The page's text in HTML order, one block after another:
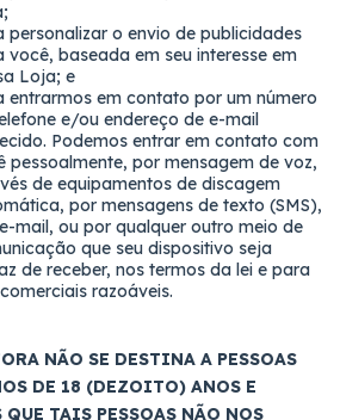
personalizar o envio de publicidades
você, baseada em seu interesse em
Loja; e
entrarmos em contato por um número
e/ou endereço de e-mail
Podemos entrar em contato com
pessoalmente, por mensagem de voz,
de equipamentos de discagem
por mensagens de texto (SMS),
mail, ou por qualquer outro meio de
que seu dispositivo seja
de receber, nos termos da lei e para
razoáveis.
NÃO SE DESTINA A PESSOAS
DE 18 (DEZOITO) ANOS E
QUE TAIS PESSOAS NÃO NOS